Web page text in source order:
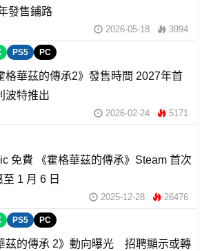
發售鋪路
2026-05-18 3994
PS5 PC
格華茲的傳承2》發售時間 2027年首
波特推出
2026-02-24 5171
免費 《霍格華茲的傳承》Steam 首次
1 月 6 日
2025-12-28 26476
PS5 PC
茲的傳承 2》動向曝光 招聘顯示或轉